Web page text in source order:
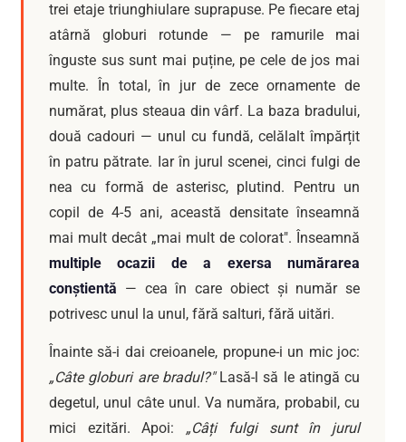
trei etaje triunghiulare suprapuse. Pe fiecare etaj
atârnă globuri rotunde — pe ramurile mai
înguste sus sunt mai puține, pe cele de jos mai
multe. În total, în jur de zece ornamente de
numărat, plus steaua din vârf. La baza bradului,
două cadouri — unul cu fundă, celălalt împărțit
în patru pătrate. Iar în jurul scenei, cinci fulgi de
nea cu formă de asterisc, plutind. Pentru un
copil de 4-5 ani, această densitate înseamnă
mai mult decât „mai mult de colorat". Înseamnă
multiple ocazii de a exersa numărarea
conștientă — cea în care obiect și număr se
potrivesc unul la unul, fără salturi, fără uitări.
Înainte să-i dai creioanele, propune-i un mic joc:
„Câte globuri are bradul?"Lasă-l să le atingă cu
degetul, unul câte unul. Va număra, probabil, cu
mici ezitări. Apoi: „Câți fulgi sunt în jurul